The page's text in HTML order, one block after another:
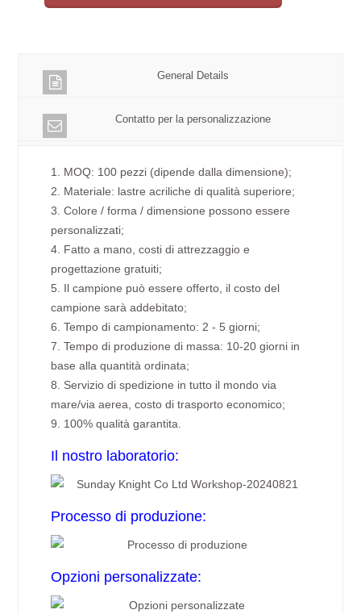
General Details
Contatto per la personalizzazione
1. MOQ: 100 pezzi (dipende dalla dimensione);
2. Materiale: lastre acriliche di qualità superiore;
3. Colore / forma / dimensione possono essere
personalizzati;
4. Fatto a mano, costi di attrezzaggio e
progettazione gratuiti;
5. Il campione può essere offerto, il costo del
campione sarà addebitato;
6. Tempo di campionamento: 2 - 5 giorni;
7. Tempo di produzione di massa: 10-20 giorni in
base alla quantità ordinata;
8. Servizio di spedizione in tutto il mondo via
mare/via aerea, costo di trasporto economico;
9. 100% qualità garantita.
Il nostro laboratorio:
Processo di produzione:
Opzioni personalizzate: